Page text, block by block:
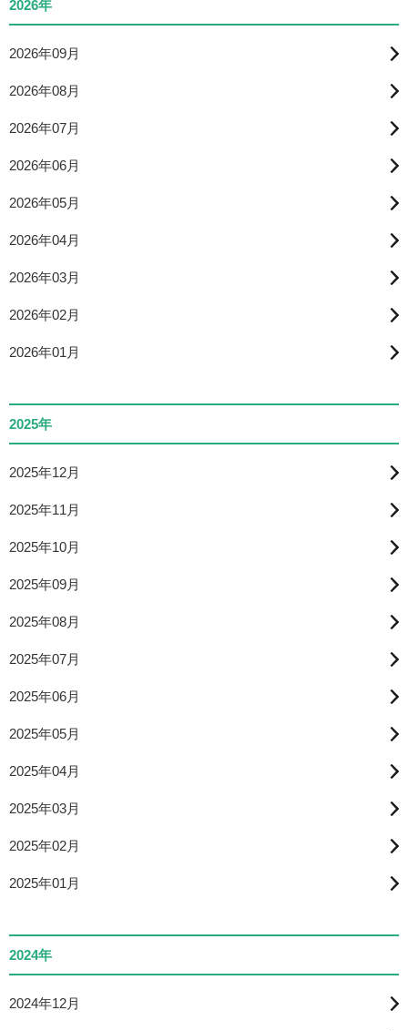
2026年
2026年09月
2026年08月
2026年07月
2026年06月
2026年05月
2026年04月
2026年03月
2026年02月
2026年01月
2025年
2025年12月
2025年11月
2025年10月
2025年09月
2025年08月
2025年07月
2025年06月
2025年05月
2025年04月
2025年03月
2025年02月
2025年01月
2024年
2024年12月